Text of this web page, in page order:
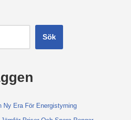
Sök
Ny Era För Energistyrning